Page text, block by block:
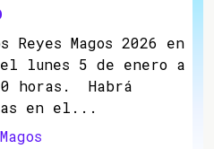
Magos 2026 en
lunes 5 de enero a
horas. Habrá
en el...